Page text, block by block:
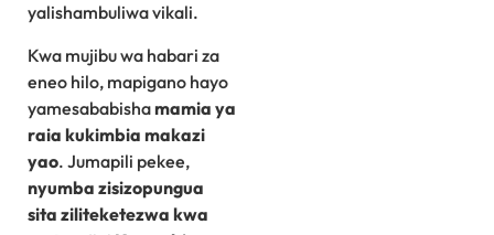
yalishambuliwa vikali.
Kwa mujibu wa habari za
eneo hilo, mapigano hayo
yamesababishamamia ya
raia kukimbia makazi
yao. Jumapili pekee,
nyumba zisizopungua
sita ziliteketezwa kwa